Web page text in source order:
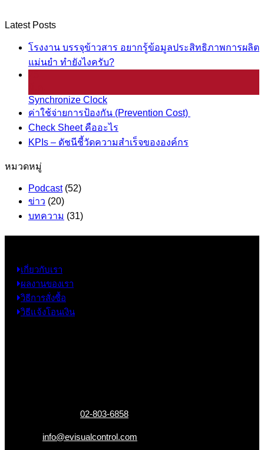
Latest Posts
โรงงาน บรรจุข้าวสาร อยากรู้ข้อมูลประสิทธิภาพการผลิต
แม่นยำ ทำยังไงครับ?
Synchronize Clock
ค่าใช้จ่ายการป้องกัน (Prevention Cost)
Check Sheet คืออะไร
KPIs – ดัชนีชี้วัดความสำเร็จขององค์กร
หมวดหมู่
Podcast(52)
ข่าว (20)
บทความ (31)
เกี่ยวกับเรา
ผลงานของเรา
วิธีการสั่งซื้อ
วิธีแจ้งโอนเงิน
02-803-6858
info@evisualcontrol.com